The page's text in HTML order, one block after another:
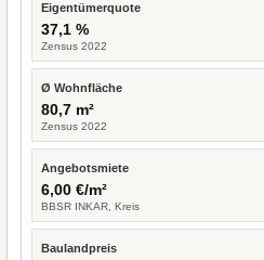
Eigentümerquote
37,1 %
Zensus 2022
Ø Wohnfläche
80,7 m²
Zensus 2022
Angebotsmiete
6,00 €/m²
BBSR INKAR, Kreis
Baulandpreis